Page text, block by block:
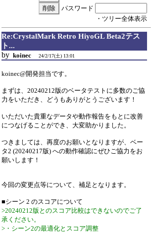
パスワード
・ツリー全体表示
Re:CrystalMark Retro HiyoGL Beta2テス
ト...
by koinec 24/2/17(土) 13:01
koinec@開発担当です。
まずは、20240212版のベータテストに多数のご協
力をいただき、どうもありがとうございます！
いただいた貴重なデータや動作報告をもとに改善
につなげることができ、大変助かりました。
つきましては、再度のお願いとなりますが、ベー
タ2 (20240217版) への動作確認にぜひご協力をお
願いします！
今回の変更点等について、補足となります。
■シーン 2 のスコアについて
>20240212版とのスコア比較はできないのでご了
承ください。
>・シーン2の最適化とスコア調整